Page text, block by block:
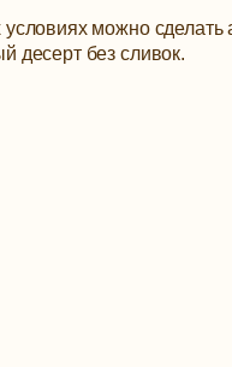
можно
десерт без сливок.